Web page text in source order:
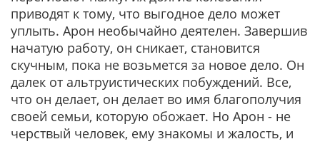
приводят к тому, что выгодное дело может
уплыть. Арон необычайно деятелен. Завершив
начатую работу, он сникает, становится
скучным, пока не возьмется за новое дело. Он
далек от альтруистических побуждений. Все,
что он делает, он делает во имя благополучия
своей семьи, которую обожает. Но Арон - не
черствый человек, ему знакомы и жалость, и